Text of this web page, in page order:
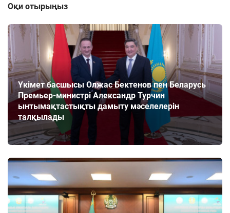
Оқи отырыңыз
Үкімет басшысы Олжас Бектенов пен Беларусь
Премьер-министрі Александр Турчин
ынтымақтастықты дамыту мәселелерін
талқылады